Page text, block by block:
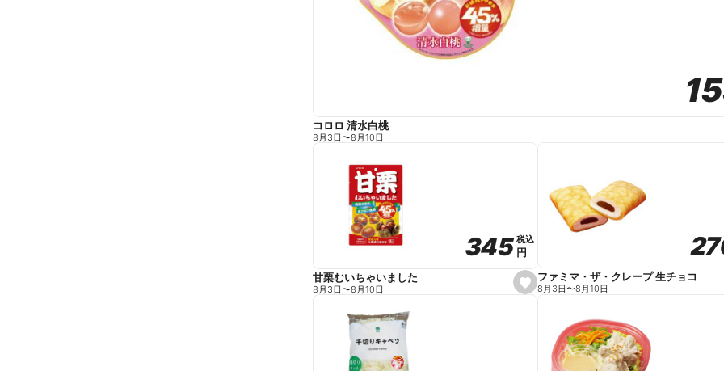
コロロ 清水白桃
8月3日〜8月10日
s
e
345
345税込
税込
円
円
甘栗むいちゃいました
8月3日〜8月10日
ファミマ・ザ・クレープ 生チョコ
8月3日〜8月10日